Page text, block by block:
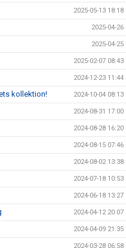
2025-05-13 18:18
2025-04-26
2025-04-25
2025-02-07 08:43
2024-12-23 11:44
kollektion! 2024-10-04 08:13
2024-08-31 17:00
2024-08-28 16:20
2024-08-15 07:46
2024-08-02 13:38
2024-07-18 10:53
2024-06-18 13:27
2024-04-12 20:07
2024-04-09 21:35
2024-03-28 06:58